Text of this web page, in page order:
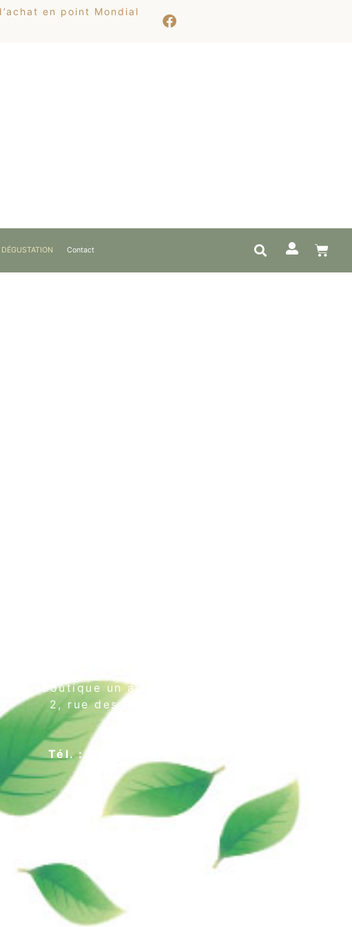
en point Mondial
Contact
Boutique un air de thé
2, rue des Cordeliers
Tél. : 05 59 02 75 55